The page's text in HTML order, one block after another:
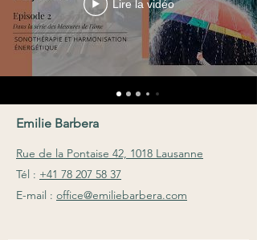
Lire la vidéo
Emilie Barbera
Rue de la Pontaise 42, 1018 Lausanne
Tél : +41 78 207 58 37
E-mail : office@emiliebarbera.com